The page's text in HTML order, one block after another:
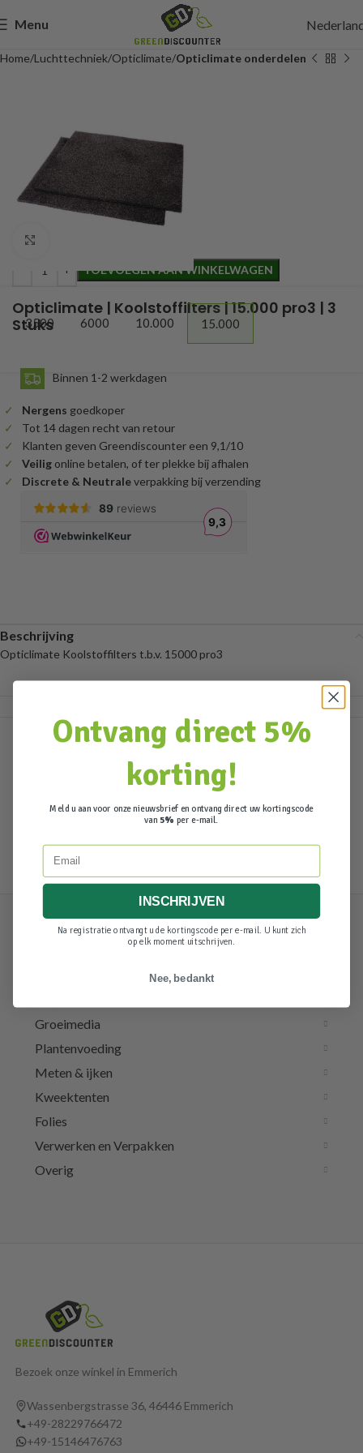
Menu
Home Luchttechniek Opticlimate Opticlimate onderdelen
Opticlimate | Koolstoffilters | 15.000 pro3 | 3
Stuks
114,95
Incl. btw
TOEVOEGEN AAN WINKELWAGEN
3500 6000 10.000 15.000
Binnen 1-2 werkdagen
Nergens goedkoper
Tot 14 dagen recht van retour
Klanten geven Greendiscounter een 9,1/10
Veilig online betalen, of ter plekke bij afhalen
Discrete & Neutraleverpakking bij verzending
Beschrijving
Opticlimate Koolstoffilters t.b.v. 15000 pro3
Groeimedia
Plantenvoeding
Meten & ijken
Kweektenten
Folies
Verwerken en Verpakken
Overig
Bezoek onze winkel in Emmerich
Wassenbergstrasse 36, 46446 Emmerich
+49-28229766472
+49-15146476763
Ontvang direct 5%
korting!
Meld u aan voor onze nieuwsbrief en ontvang direct uw kortingscode
van 5% per e-mail.
Email
INSCHRIJVEN
Na registratie ontvangt u de kortingscode per e-mail. U kunt zich
op elk moment uitschrijven.
Nee, bedankt